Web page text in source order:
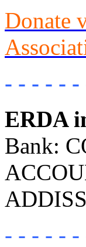
Donate
- - - - -
ERDA
Bank:
- - - - -